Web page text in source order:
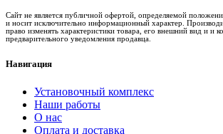
Сайт не является публичной офертой, определяемой
и носит исключительно информационный характер.
право изменять характеристики товара, его внешний вид и и
предварительного уведомления продавца.
Навигация
Установочный комплекс
Наши работы
О нас
Оплата и доставка